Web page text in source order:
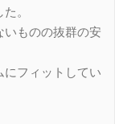
。
ものの抜群の安
フィットしてい